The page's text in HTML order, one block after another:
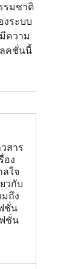
รมชาติ
งระบบ
ความ
ลคชั่นนี้
สาร
อง
ใจ
วกับ
มถึง
ชั่น
ชั่น